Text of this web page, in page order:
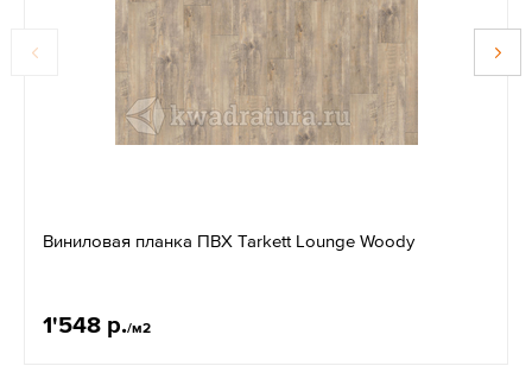
Виниловая планка ПВХ Tarkett Lounge Woody
1'548 р./м2